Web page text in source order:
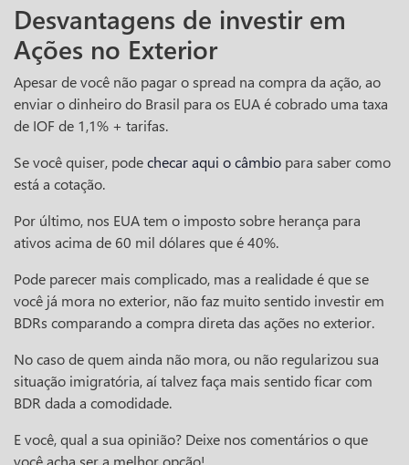
Desvantagens de investir em
Ações no Exterior
Apesar de você não pagar o spread na compra da ação, ao
enviar o dinheiro do Brasil para os EUA é cobrado uma taxa
de IOF de 1,1% + tarifas.
Se você quiser, podechecar aqui o câmbio para saber como
está a cotação.
Por último, nos EUA tem o imposto sobre herança para
ativos acima de 60 mil dólares que é 40%.
Pode parecer mais complicado, mas a realidade é que se
você já mora no exterior, não faz muito sentido investir em
BDRs comparando a compra direta das ações no exterior.
No caso de quem ainda não mora, ou não regularizou sua
situação imigratória, aí talvez faça mais sentido ficar com
BDR dada a comodidade.
E você, qual a sua opinião? Deixe nos comentários o que
você acha ser a melhor opção!